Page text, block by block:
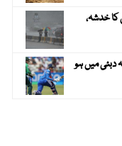
کا خدشہ،
مقابلہ دبئی میں ہو